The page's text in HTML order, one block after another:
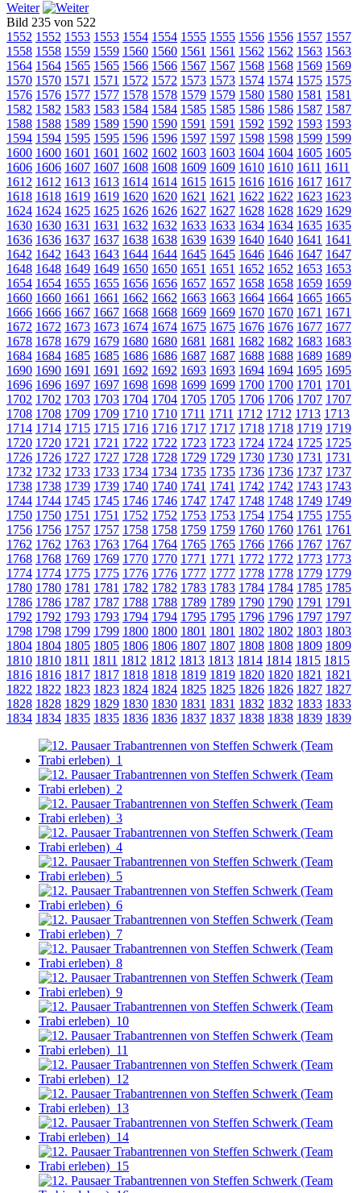
Weiter
Bild 235 von 522
1552 1552 1553 1553 1554 1554 1555 1555 1556 1556 1557 1557
1558 1558 1559 1559 1560 1560 1561 1561 1562 1562 1563 1563
1564 1564 1565 1565 1566 1566 1567 1567 1568 1568 1569 1569
1570 1570 1571 1571 1572 1572 1573 1573 1574 1574 1575 1575
1576 1576 1577 1577 1578 1578 1579 1579 1580 1580 1581 1581
1582 1582 1583 1583 1584 1584 1585 1585 1586 1586 1587 1587
1588 1588 1589 1589 1590 1590 1591 1591 1592 1592 1593 1593
1594 1594 1595 1595 1596 1596 1597 1597 1598 1598 1599 1599
1600 1600 1601 1601 1602 1602 1603 1603 1604 1604 1605 1605
1606 1606 1607 1607 1608 1608 1609 1609 1610 1610 1611 1611
1612 1612 1613 1613 1614 1614 1615 1615 1616 1616 1617 1617
1618 1618 1619 1619 1620 1620 1621 1621 1622 1622 1623 1623
1624 1624 1625 1625 1626 1626 1627 1627 1628 1628 1629 1629
1630 1630 1631 1631 1632 1632 1633 1633 1634 1634 1635 1635
1636 1636 1637 1637 1638 1638 1639 1639 1640 1640 1641 1641
1642 1642 1643 1643 1644 1644 1645 1645 1646 1646 1647 1647
1648 1648 1649 1649 1650 1650 1651 1651 1652 1652 1653 1653
1654 1654 1655 1655 1656 1656 1657 1657 1658 1658 1659 1659
1660 1660 1661 1661 1662 1662 1663 1663 1664 1664 1665 1665
1666 1666 1667 1667 1668 1668 1669 1669 1670 1670 1671 1671
1672 1672 1673 1673 1674 1674 1675 1675 1676 1676 1677 1677
1678 1678 1679 1679 1680 1680 1681 1681 1682 1682 1683 1683
1684 1684 1685 1685 1686 1686 1687 1687 1688 1688 1689 1689
1690 1690 1691 1691 1692 1692 1693 1693 1694 1694 1695 1695
1696 1696 1697 1697 1698 1698 1699 1699 1700 1700 1701 1701
1702 1702 1703 1703 1704 1704 1705 1705 1706 1706 1707 1707
1708 1708 1709 1709 1710 1710 1711 1711 1712 1712 1713 1713
1714 1714 1715 1715 1716 1716 1717 1717 1718 1718 1719 1719
1720 1720 1721 1721 1722 1722 1723 1723 1724 1724 1725 1725
1726 1726 1727 1727 1728 1728 1729 1729 1730 1730 1731 1731
1732 1732 1733 1733 1734 1734 1735 1735 1736 1736 1737 1737
1738 1738 1739 1739 1740 1740 1741 1741 1742 1742 1743 1743
1744 1744 1745 1745 1746 1746 1747 1747 1748 1748 1749 1749
1750 1750 1751 1751 1752 1752 1753 1753 1754 1754 1755 1755
1756 1756 1757 1757 1758 1758 1759 1759 1760 1760 1761 1761
1762 1762 1763 1763 1764 1764 1765 1765 1766 1766 1767 1767
1768 1768 1769 1769 1770 1770 1771 1771 1772 1772 1773 1773
1774 1774 1775 1775 1776 1776 1777 1777 1778 1778 1779 1779
1780 1780 1781 1781 1782 1782 1783 1783 1784 1784 1785 1785
1786 1786 1787 1787 1788 1788 1789 1789 1790 1790 1791 1791
1792 1792 1793 1793 1794 1794 1795 1795 1796 1796 1797 1797
1798 1798 1799 1799 1800 1800 1801 1801 1802 1802 1803 1803
1804 1804 1805 1805 1806 1806 1807 1807 1808 1808 1809 1809
1810 1810 1811 1811 1812 1812 1813 1813 1814 1814 1815 1815
1816 1816 1817 1817 1818 1818 1819 1819 1820 1820 1821 1821
1822 1822 1823 1823 1824 1824 1825 1825 1826 1826 1827 1827
1828 1828 1829 1829 1830 1830 1831 1831 1832 1832 1833 1833
1834 1834 1835 1835 1836 1836 1837 1837 1838 1838 1839 1839